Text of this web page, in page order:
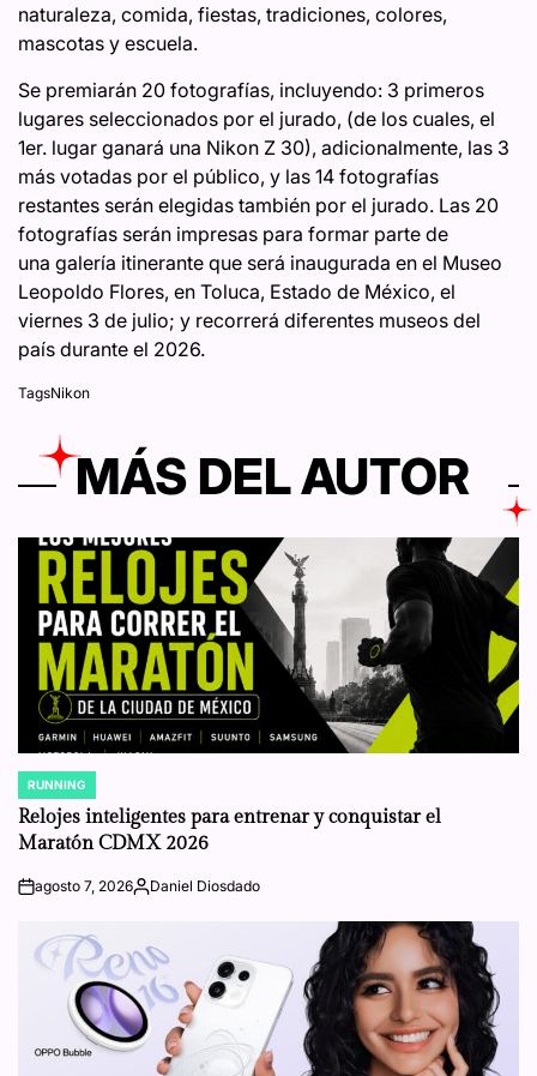
naturaleza, comida, fiestas, tradiciones, colores,
mascotas y escuela.
Se premiarán 20 fotografías, incluyendo: 3 primeros
lugares seleccionados por el jurado, (de los cuales, el
1er. lugar ganará una Nikon Z 30), adicionalmente, las 3
más votadas por el público, y las 14 fotografías
restantes serán elegidas también por el jurado. Las 20
fotografías serán impresas para formar parte de
una galería itinerante que será inaugurada en el Museo
Leopoldo Flores, en Toluca, Estado de México, el
viernes 3 de julio; y recorrerá diferentes museos del
país durante el 2026.
TagsNikon
MÁS DEL AUTOR
POSTED
IN
RUNNING
Relojes inteligentes para entrenar y conquistar el
Maratón CDMX 2026
onagosto 7, 2026Posted
Daniel Diosdado